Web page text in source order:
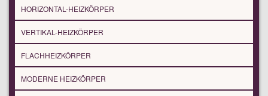
HORIZONTAL-HEIZKÖRPER
VERTIKAL-HEIZKÖRPER
FLACHHEIZKÖRPER
MODERNE HEIZKÖRPER